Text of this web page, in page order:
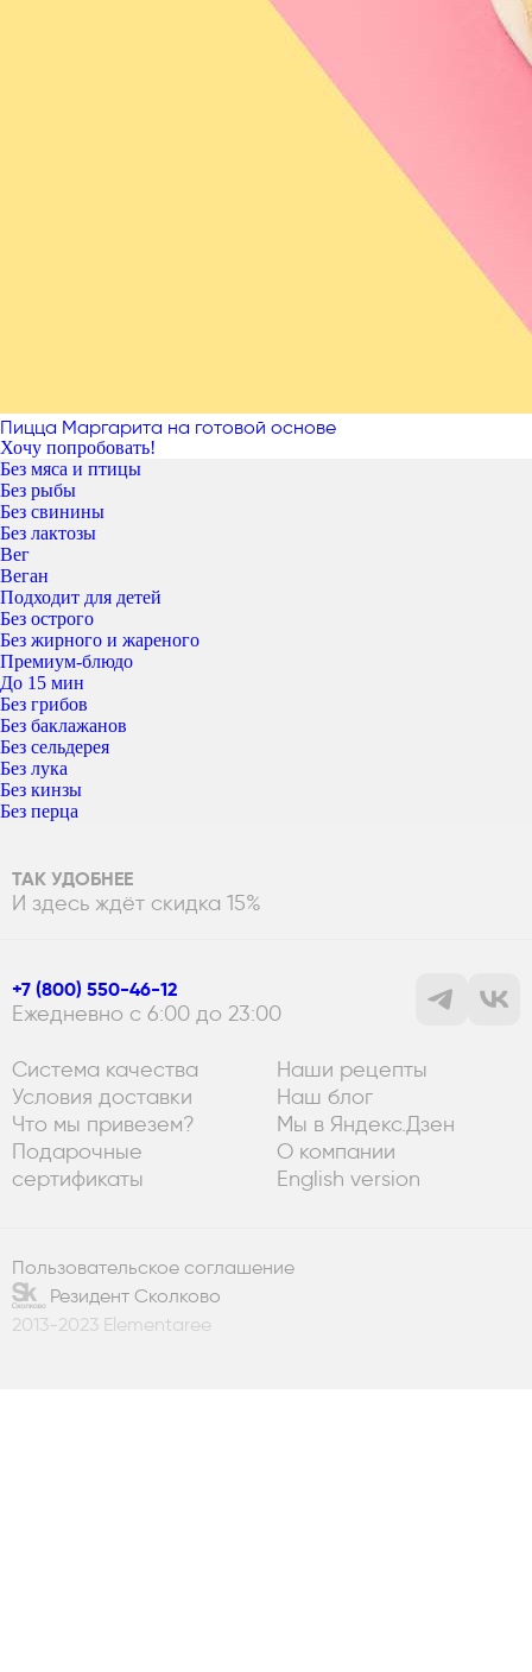
Пицца Маргарита на готовой основе
Хочу попробовать!
Без мяса и птицы
Без рыбы
Без свинины
Без лактозы
Вег
Веган
Подходит для детей
Без острого
Без жирного и жареного
Премиум-блюдо
До 15 мин
Без грибов
Без баклажанов
Без сельдерея
Без лука
Без кинзы
Без перца
ТАК УДОБНЕЕ
И здесь ждёт скидка 15%
+7 (800) 550-46-12
Ежедневно с 6:00 до 23:00
Система качества
Условия доставки
Что мы привезем?
Подарочные
сертификаты
Наши рецепты
Наш блог
Мы в Яндекс.Дзен
О компании
English version
Пользовательское соглашение
Резидент Сколково
2013-2023 Elementaree